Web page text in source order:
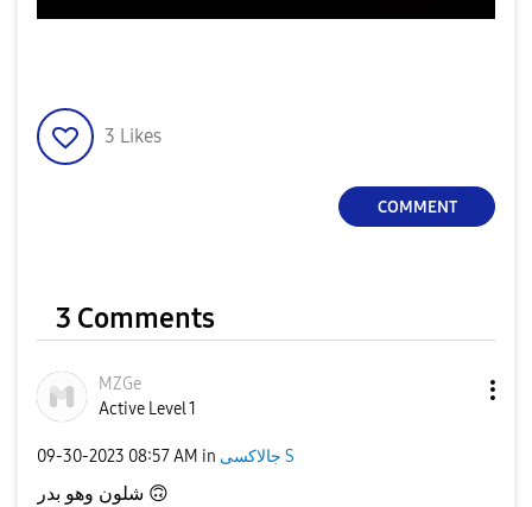
3 Likes
COMMENT
3 Comments
MZGe
Active Level 1
‎09-30-2023 08:57 AM in جالاكسى S
🙃